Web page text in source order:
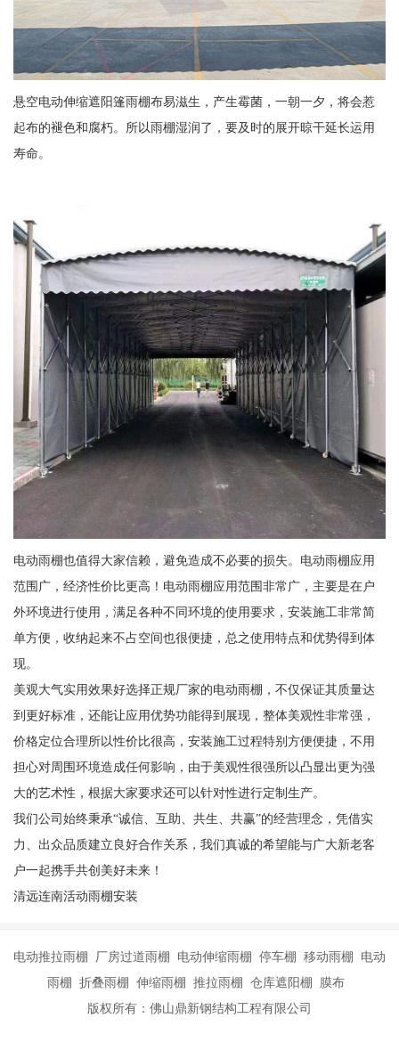
悬空电动伸缩遮阳篷雨棚布易滋生，产生霉菌，一朝一夕，将会惹
起布的褪色和腐朽。所以雨棚湿润了，要及时的展开晾干延长运用
寿命。
电动雨棚也值得大家信赖，避免造成不必要的损失。电动雨棚应用
范围广，经济性价比更高！电动雨棚应用范围非常广，主要是在户
外环境进行使用，满足各种不同环境的使用要求，安装施工非常简
单方便，收纳起来不占空间也很便捷，总之使用特点和优势得到体
现。
美观大气实用效果好选择正规厂家的电动雨棚，不仅保证其质量达
到更好标准，还能让应用优势功能得到展现，整体美观性非常强，
价格定位合理所以性价比很高，安装施工过程特别方便便捷，不用
担心对周围环境造成任何影响，由于美观性很强所以凸显出更为强
大的艺术性，根据大家要求还可以针对性进行定制生产。
我们公司始终秉承“诚信、互助、共生、共赢”的经营理念，凭借实
力、出众品质建立良好合作关系，我们真诚的希望能与广大新老客
户一起携手共创美好未来！
清远连南活动雨棚安装
电动推拉雨棚 厂房过道雨棚 电动伸缩雨棚 停车棚 移动雨棚 电动
雨棚 折叠雨棚 伸缩雨棚 推拉雨棚 仓库遮阳棚 膜布
版权所有：佛山鼎新钢结构工程有限公司